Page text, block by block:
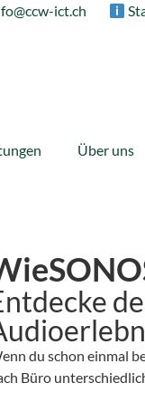
ict.ch
Über uns
du schon einmal
Büro